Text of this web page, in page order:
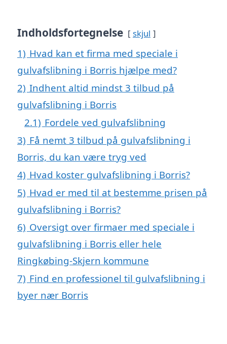
Indholdsfortegnelse skjul
1) Hvad kan et firma med speciale i
gulvafslibning i Borris hjælpe med?
2) Indhent altid mindst 3 tilbud på
gulvafslibning i Borris
2.1) Fordele ved gulvafslibning
3) Få nemt 3 tilbud på gulvafslibning i
Borris, du kan være tryg ved
4) Hvad koster gulvafslibning i Borris?
5) Hvad er med til at bestemme prisen på
gulvafslibning i Borris?
6) Oversigt over firmaer med speciale i
gulvafslibning i Borris eller hele
Ringkøbing-Skjern kommune
7) Find en professionel til gulvafslibning i
byer nær Borris